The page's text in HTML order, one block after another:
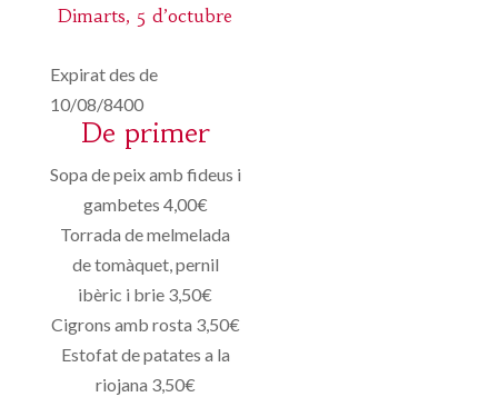
Dimarts, 5 d’octubre
Expirat des de
10/08/8400
De primer
Sopa de peix amb fideus i
gambetes 4,00€
Torrada de melmelada
de tomàquet, pernil
ibèric i brie 3,50€
Cigrons amb rosta 3,50€
Estofat de patates a la
riojana 3,50€